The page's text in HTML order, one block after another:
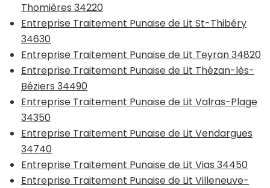
Thomières 34220
Entreprise Traitement Punaise de Lit St-Thibéry
34630
Entreprise Traitement Punaise de Lit Teyran 34820
Entreprise Traitement Punaise de Lit Thézan-lès-
Béziers 34490
Entreprise Traitement Punaise de Lit Valras-Plage
34350
Entreprise Traitement Punaise de Lit Vendargues
34740
Entreprise Traitement Punaise de Lit Vias 34450
Entreprise Traitement Punaise de Lit Villeneuve-